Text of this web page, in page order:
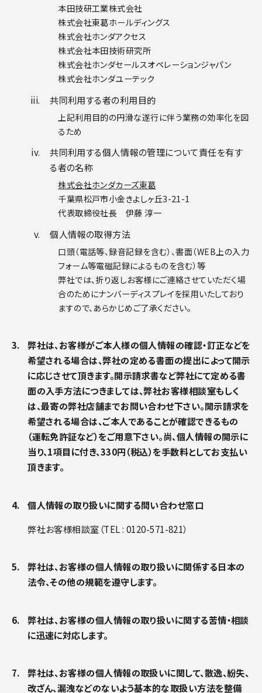
本田技研工業株式会社
株式会社東葛ホールディングス
株式会社ホンダアクセス
株式会社本田技術研究所
株式会社ホンダセールスオペレーションジャパン
株式会社ホンダユーテック
共同利用する者の利用目的
上記利用目的の円滑な遂行に伴う業務の効率化を図
るため
共同利用する個人情報の管理について責任を有す
る者の名称
株式会社ホンダカーズ東葛
千葉県松戸市小金きよしヶ丘3-21-1
代表取締役社長 伊藤 淳一
個人情報の取得方法
口頭（電話等、録音記録を含む）、書面（WEB上の入力
フォーム等電磁記録によるものを含む）等
弊社では、折り返しお客様にご連絡させていただく場
合のためにナンバーディスプレイを採用いたしており
ますので、あらかじめご了承ください。
弊社は、お客様がご本人様の個人情報の確認・訂正などを
希望される場合は、弊社の定める書面の提出によって開示
に応じさせて頂きます。開示請求書など弊社にて定める書
面の入手方法につきましては、弊社お客様相談室もしく
は、最寄の弊社店舗までお問い合わせ下さい。開示請求を
希望される場合は、ご本人であることが確認できるもの
（運転免許証など）をご用意下さい。尚、個人情報の開示に
当り、1項目に付き、330円（税込）を手数料としてお支払い
頂きます。
個人情報の取り扱いに関する問い合わせ窓口
弊社お客様相談室（TEL : 0120-571-821）
弊社は、お客様の個人情報の取り扱いに関係する日本の
法令、その他の規範を遵守します。
弊社は、お客様の個人情報の取り扱いに関する苦情・相談
に迅速に対応します。
弊社は、お客様の個人情報の取扱いに関して、散逸、紛失、
改ざん、漏洩などのないよう基本的な取扱い方法を整備